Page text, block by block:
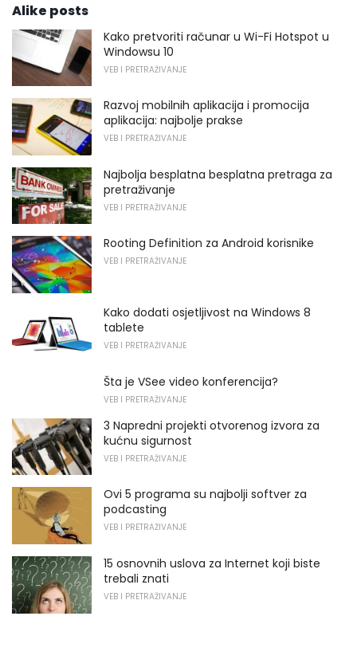
Alike posts
Kako pretvoriti računar u Wi-Fi Hotspot u
Windowsu 10
VEB I PRETRAŽIVANJE
Razvoj mobilnih aplikacija i promocija
aplikacija: najbolje prakse
VEB I PRETRAŽIVANJE
Najbolja besplatna besplatna pretraga za
pretraživanje
VEB I PRETRAŽIVANJE
Rooting Definition za Android korisnike
VEB I PRETRAŽIVANJE
Kako dodati osjetljivost na Windows 8
tablete
VEB I PRETRAŽIVANJE
Šta je VSee video konferencija?
VEB I PRETRAŽIVANJE
3 Napredni projekti otvorenog izvora za
kućnu sigurnost
VEB I PRETRAŽIVANJE
Ovi 5 programa su najbolji softver za
podcasting
VEB I PRETRAŽIVANJE
15 osnovnih uslova za Internet koji biste
trebali znati
VEB I PRETRAŽIVANJE